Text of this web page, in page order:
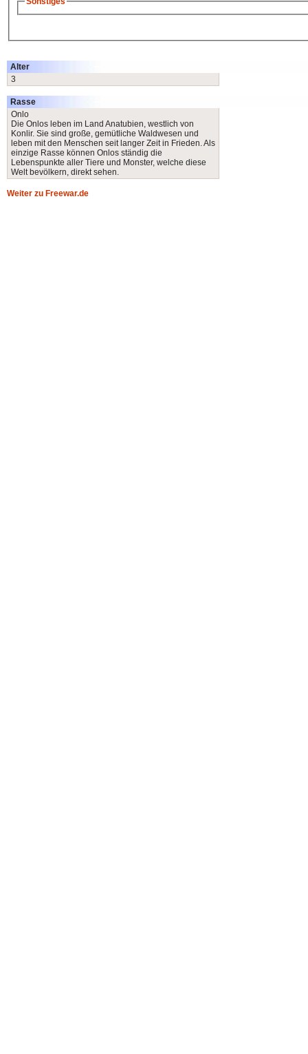
Alter
3
Rasse
Onlo
Die Onlos leben im Land Anatubien, westlich von
Konlir. Sie sind große, gemütliche Waldwesen und
leben mit den Menschen seit langer Zeit in Frieden. Als
einzige Rasse können Onlos ständig die
Lebenspunkte aller Tiere und Monster, welche diese
Welt bevölkern, direkt sehen.
Weiter zu Freewar.de